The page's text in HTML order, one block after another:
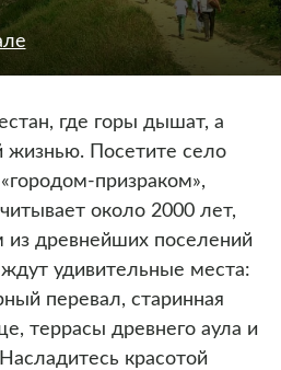
где горы дышат, а
жизнью. Посетите село
призраком»,
около 2000 лет,
из древнейших поселений
удивительные места:
перевал, старинная
террасы древнего аула и
красотой